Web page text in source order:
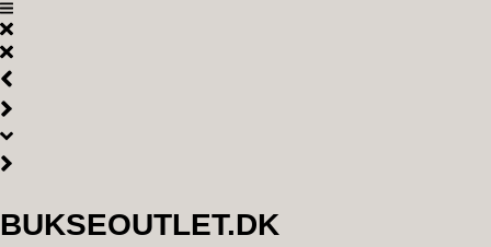
Videre
til
indhold
BUKSEOUTLET.DK